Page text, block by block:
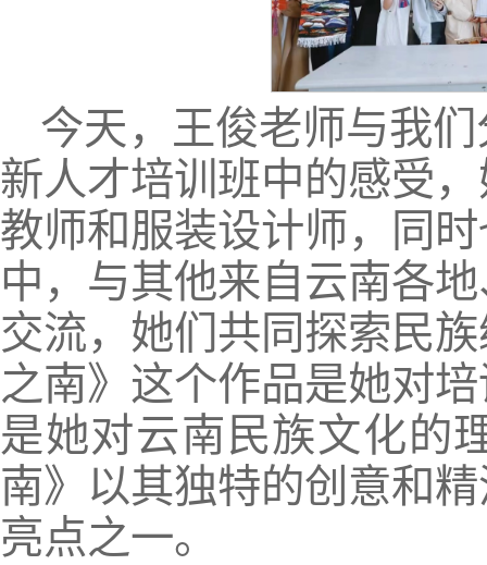
今天，王俊老师与我
新人才培训班中的感受
教师和服装设计师，同
中，与其他来自云南各
交流，她们共同探索民
之南》这个作品是她对
是她对云南民族文化的
南》以其独特的创意和
亮点之一。